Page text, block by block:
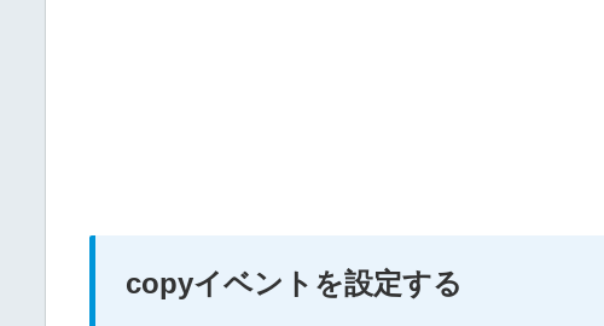
copyイベントを設定する